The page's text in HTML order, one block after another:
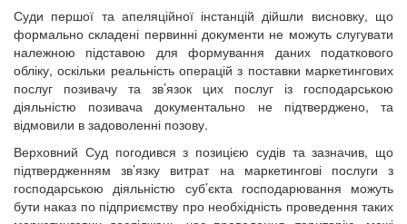
Суди першої та апеляційної інстанцій дійшли висновку, що
формально складені первинні документи не можуть слугувати
належною підставою для формування даних податкового
обліку, оскільки реальність операцій з поставки маркетингових
послуг позивачу та зв’язок цих послуг із господарською
діяльністю позивача документально не підтверджено, та
відмовили в задоволенні позову.
Верховний Суд погодився з позицією судів та зазначив, що
підтвердженням зв’язку витрат на маркетингові послуги з
господарською діяльністю суб’єкта господарювання можуть
бути наказ по підприємству про необхідність проведення таких